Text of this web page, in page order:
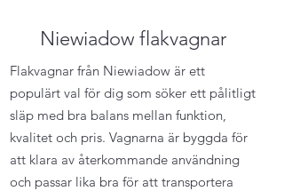
Niewiadow flakvagnar
Flakvagnar från Niewiadow är ett
populärt val för dig som söker ett pålitligt
släp med bra balans mellan funktion,
kvalitet och pris. Vagnarna är byggda för
att klara av återkommande användning
och passar lika bra för att transportera